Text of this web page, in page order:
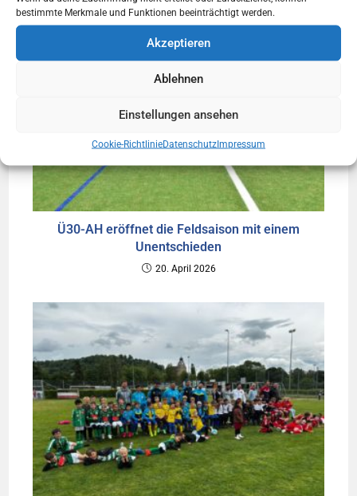
bestimmte Merkmale und Funktionen beeinträchtigt werden.
Akzeptieren
Ablehnen
Einstellungen ansehen
Cookie-RichtlinieDatenschutzImpressum
Ü30-AH eröffnet die Feldsaison mit einem
Unentschieden
20. April 2026